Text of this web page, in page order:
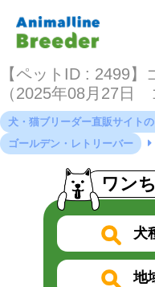
【ペットID : 2499
（2025年08月27日
犬・猫ブリーダー直販サイト
ゴールデン・レトリーバー
ワン
犬
地